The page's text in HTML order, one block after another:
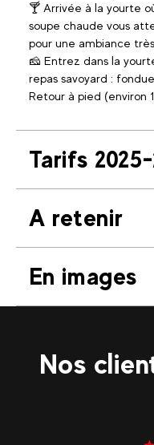
🍸 Arrivée à la yourte
soupe chaude vous
pour une ambiance
🧀 Entrez dans la
repas savoyard :
Retour à pied (environ
Tarifs
A retenir
En images
Nos